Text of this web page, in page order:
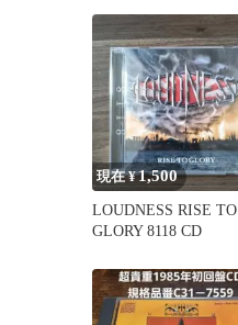
現在 ¥1,500
LOUDNESS RISE TO
GLORY 8118 CD